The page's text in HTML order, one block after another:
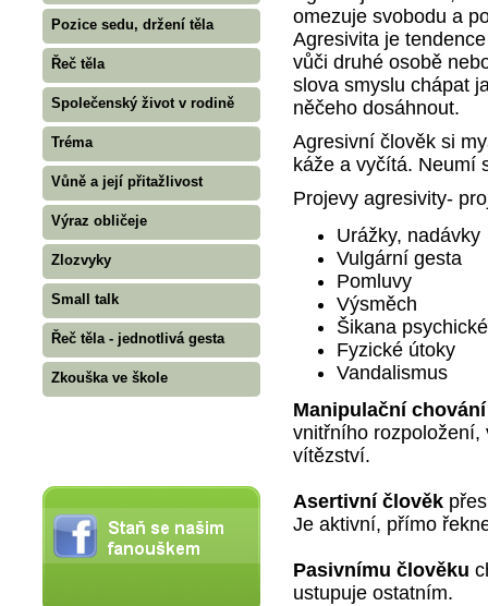
Pozice sedu, držení těla
Řeč těla
Společenský život v rodině
Tréma
Vůně a její přitažlivost
Výraz obličeje
Zlozvyky
Small talk
Řeč těla - jednotlivá gesta
Zkouška ve škole
omezuje svobodu a
Agresivita je
vůči druhé osobě
slova smyslu chápat
něčeho dosáhnout.
Agresivní člověk si
káže a vyčítá. Neumí
Projevy agresivity-
Urážky, nadávky
Vulgární gesta
Pomluvy
Výsměch
Šikana
Fyzické útoky
Vandalismus
Manipulační chování
vnitřního rozpoložení,
vítězství.
Asertivní člověk
Je aktivní, přímo
Pasivnímu člověku
ustupuje ostatním.